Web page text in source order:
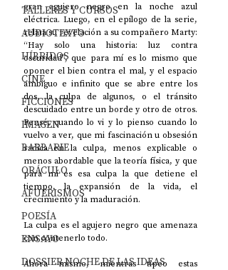
TALLERES Y CURSOS
AUDIOTEXTO
HÍBRIDOS
CINE
FICCIONES
IMAGEN
BARBARIE
ORÁCULO
AFUERISMOS
POESÍA
ENSAYO
DOSSIER NOCHE DE LAS IDEAS
gran agujero negro en la noche azul
eléctrica. Luego, en el epílogo de la serie,
relata su revelación a su compañero Marty:
“Hay solo una historia: luz contra
oscuridad”, que para mí es lo mismo que
oponer el bien contra el mal, y el espacio
ambiguo e infinito que se abre entre los
dos, la culpa de algunos, o el tránsito
descuidado entre un borde y otro de otros.
Pensé, cuando lo vi y lo pienso cuando lo
vuelvo a ver, que mi fascinación u obsesión
radica en la culpa, menos explicable o
menos abordable que la teoría física, y que
para mí es esa culpa la que detiene el
tiempo, la expansión de la vida, el
crecimiento y la maduración.
La culpa es el agujero negro que amenaza
con contenerlo todo.
Ahora mismo, mientras tipeo estas